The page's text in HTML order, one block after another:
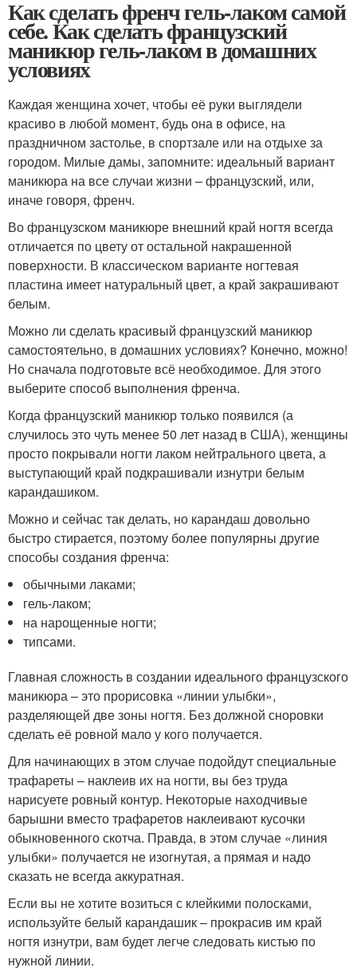
Как сделать френч гель-лаком самой
себе. Как сделать французский
маникюр гель-лаком в домашних
условиях
Каждая женщина хочет, чтобы её руки выглядели
красиво в любой момент, будь она в офисе, на
праздничном застолье, в спортзале или на отдыхе за
городом. Милые дамы, запомните: идеальный вариант
маникюра на все случаи жизни – французский, или,
иначе говоря, френч.
Во французском маникюре внешний край ногтя всегда
отличается по цвету от остальной накрашенной
поверхности. В классическом варианте ногтевая
пластина имеет натуральный цвет, а край закрашивают
белым.
Можно ли сделать красивый французский маникюр
самостоятельно, в домашних условиях? Конечно, можно!
Но сначала подготовьте всё необходимое. Для этого
выберите способ выполнения френча.
Когда французский маникюр только появился (а
случилось это чуть менее 50 лет назад в США), женщины
просто покрывали ногти лаком нейтрального цвета, а
выступающий край подкрашивали изнутри белым
карандашиком.
Можно и сейчас так делать, но карандаш довольно
быстро стирается, поэтому более популярны другие
способы создания френча:
обычными лаками;
гель-лаком;
на нарощенные ногти;
типсами.
Главная сложность в создании идеального французского
маникюра – это прорисовка «линии улыбки»,
разделяющей две зоны ногтя. Без должной сноровки
сделать её ровной мало у кого получается.
Для начинающих в этом случае подойдут специальные
трафареты – наклеив их на ногти, вы без труда
нарисуете ровный контур. Некоторые находчивые
барышни вместо трафаретов наклеивают кусочки
обыкновенного скотча. Правда, в этом случае «линия
улыбки» получается не изогнутая, а прямая и надо
сказать не всегда аккуратная.
Если вы не хотите возиться с клейкими полосками,
используйте белый карандашик – прокрасив им край
ногтя изнутри, вам будет легче следовать кистью по
нужной линии.